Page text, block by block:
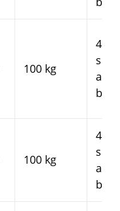
100 kg
4–7
100 kg
4–7